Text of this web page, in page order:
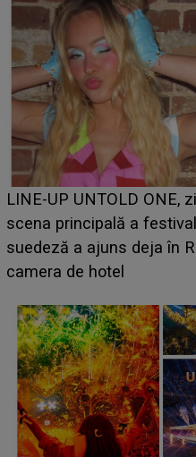
pe
Artista
din
Ce a dezvăluit
luat prin
BĂIATUL VIZAT
faptului împlinit,